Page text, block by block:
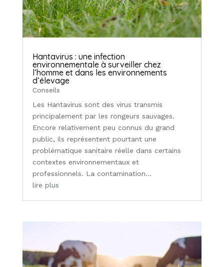
Hantavirus : une infection
environnementale à surveiller chez
l’homme et dans les environnements
d’élevage
Conseils
Les Hantavirus sont des virus transmis
principalement par les rongeurs sauvages.
Encore relativement peu connus du grand
public, ils représentent pourtant une
problématique sanitaire réelle dans certains
contextes environnementaux et
professionnels. La contamination...
lire plus